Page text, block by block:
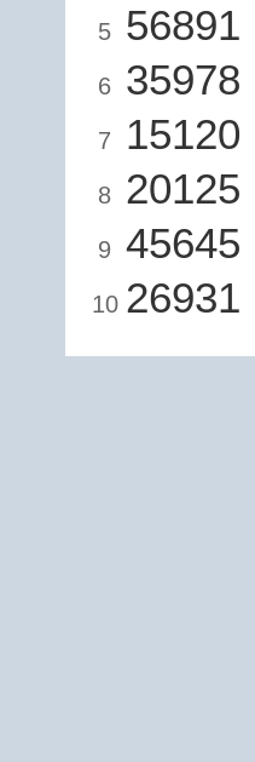
5 56891
6 35978
7 15120
8 20125
9 45645
10 26931